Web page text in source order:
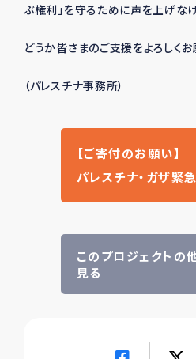
ぶ権利」を守るために声を上げな
どうか皆さまのご支援をよろしくお
（パレスチナ事務所）
【ご寄付のお願い】
パレスチナ・ガザ緊
このプロジェクトの
見る